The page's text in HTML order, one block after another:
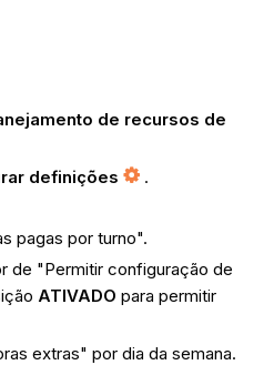
de recursos de
definições
.
pagas por turno".
de "Permitir configuração de
ATIVADO para permitir
extras" por dia da semana.